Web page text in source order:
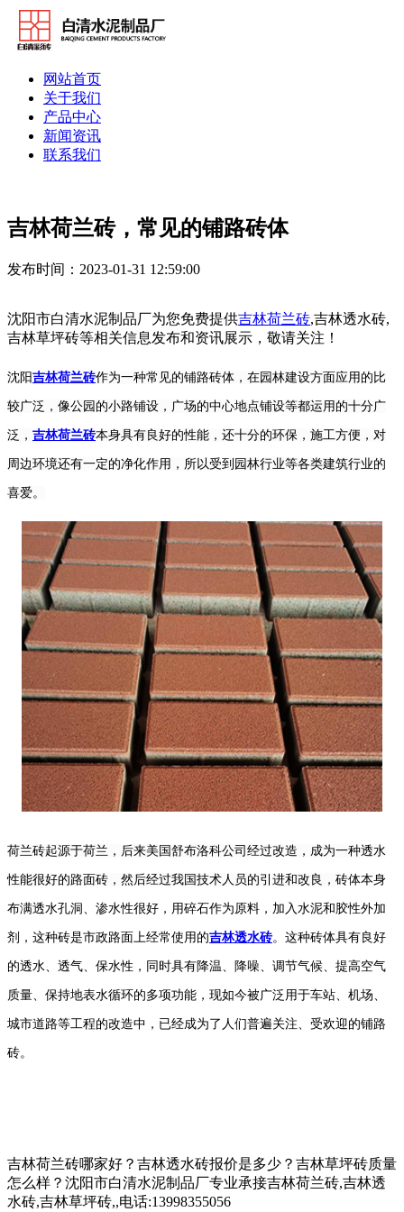
网站首页
关于我们
产品中心
新闻资讯
联系我们
吉林荷兰砖，常见的铺路砖体
发布时间：2023-01-31 12:59:00
沈阳市白清水泥制品厂为您免费提供吉林荷兰砖,吉林透水砖,
吉林草坪砖等相关信息发布和资讯展示，敬请关注！
沈阳吉林荷兰砖作为一种常见的铺路砖体，在园林建设方面应用的比
较广泛，像公园的小路铺设，广场的中心地点铺设等都运用的十分广
泛， 吉林荷兰砖本身具有良好的性能，还十分的环保，施工方便，对
周边环境还有一定的净化作用，所以受到园林行业等各类建筑行业的
喜爱。
荷兰砖起源于荷兰，后来美国舒布洛科公司经过改造，成为一种透水
性能很好的路面砖，然后经过我国技术人员的引进和改良， 砖体本身
布满透水孔洞、渗水性很好，用碎石作为原料，加入水泥和胶性外加
剂，这种砖是市政路面上经常使用的吉林透水砖。 这种砖体具有良好
的透水、透气、保水性，同时具有降温、降噪、调节气候、提高空气
质量、保持地表水循环的多项功能，现如今被广泛用于车站、机场、
城市道路等工程的改造中，已经成为了人们普遍关注、受欢迎的铺路
砖。
吉林荷兰砖哪家好？吉林透水砖报价是多少？吉林草坪砖质量
怎么样？沈阳市白清水泥制品厂专业承接吉林荷兰砖,吉林透
水砖,吉林草坪砖,,电话:13998355056